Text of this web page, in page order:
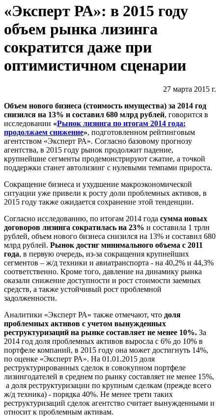
«Эксперт РА»: в 2015 году
объем рынка лизинга
сократится даже при
оптимистичном сценарии
27 марта 2015 г.
Объем нового бизнеса (стоимость имущества) за 2014 год
снизился на 13% и составил 680 млрд рублей, говорится в
исследовании «Рынок лизинга по итогам 2014 года:
продолжаем снижение», подготовленном рейтинговым
агентством «Эксперт РА». Согласно базовому прогнозу
агентства, в 2015 году рынок продолжит падение,
крупнейшие сегменты продемонстрируют сжатие, а точкой
поддержки станет автолизинг с нулевыми темпами прироста.
Сокращение бизнеса и ухудшение макроэкономической
ситуации уже привели к росту доли проблемных активов, в
2015 году также ожидается сохранение этой тенденции.
Согласно исследованию, по итогам 2014 года сумма новых
договоров лизинга сократилась на 23% и составила 1 трлн
рублей, объем нового бизнеса снизился на 13% и составил 680
млрд рублей. Рынок достиг минимального объема с 2011
года, в первую очередь, из-за сокращения крупнейших
сегментов – ж/д техники и авиатранспорта - на 40,2% и 44,3%
соответственно. Кроме того, давление на динамику рынка
оказали снижение доступности и рост стоимости заемных
средств, а также устойчивый рост проблемной
задолженности.
Аналитики «Эксперт РА» также отмечают, что доля
проблемных активов с учетом вынужденных
реструктуризаций на рынке составляет не менее 10%. За
2014 год доля проблемных активов выросла с 6% до 10% в
портфеле компаний, в 2015 году она может достигнуть 14%,
по оценке «Эксперт РА». На 01.01.2015 доля
реструктурированных сделок в совокупном портфеле
лизингодателей в среднем по рынку составляет не менее 15%,
а доля реструктуризации по крупным сделкам (прежде всего
ж/д техника) - порядка 40%. Не менее трети таких
реструктуризаций сделок агентство считает вынужденными и
относит к проблемным активам.